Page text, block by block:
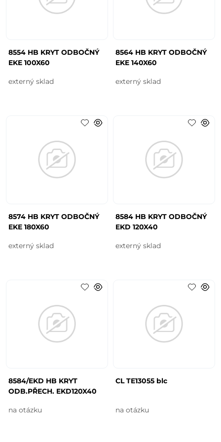
8554 HB KRYT ODBOČNÝ
EKE 100X60
externý sklad
8564 HB KRYT ODBOČNÝ
EKE 140X60
externý sklad
8574 HB KRYT ODBOČNÝ
EKE 180X60
externý sklad
8584 HB KRYT ODBOČNÝ
EKD 120X40
externý sklad
8584/EKD HB KRYT
ODB.PŘECH. EKD120X40
na otázku
CL TE13055 blc
na otázku